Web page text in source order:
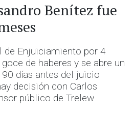
Benítez fue
de Enjuiciamiento por 4
de haberes y se abre un
días antes del juicio
decisión con Carlos
público de Trelew